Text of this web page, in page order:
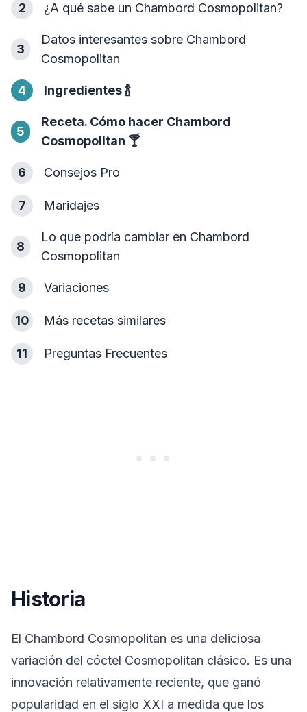
2 ¿A qué sabe un Chambord Cosmopolitan?
3
Datos interesantes sobre Chambord
Cosmopolitan
4 Ingredientes🍾
5
Receta. Cómo hacer Chambord
Cosmopolitan 🍸
6 Consejos Pro
7 Maridajes
8
Lo que podría cambiar en Chambord
Cosmopolitan
9 Variaciones
10 Más recetas similares
11 Preguntas Frecuentes
Historia
El Chambord Cosmopolitan es una deliciosa
variación del cóctel Cosmopolitan clásico. Es una
innovación relativamente reciente, que ganó
popularidad en el siglo XXI a medida que los